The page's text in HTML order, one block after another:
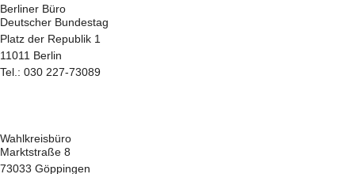
Berliner Büro
Deutscher Bundestag
Platz der Republik 1
11011 Berlin
Tel.: 030 227-73089
Wahlkreisbüro
Marktstraße 8
73033 Göppingen